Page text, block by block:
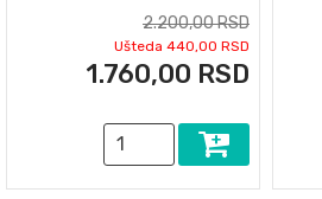
2.200,00 RSD
Ušteda 440,00 RSD
1.760,00 RSD